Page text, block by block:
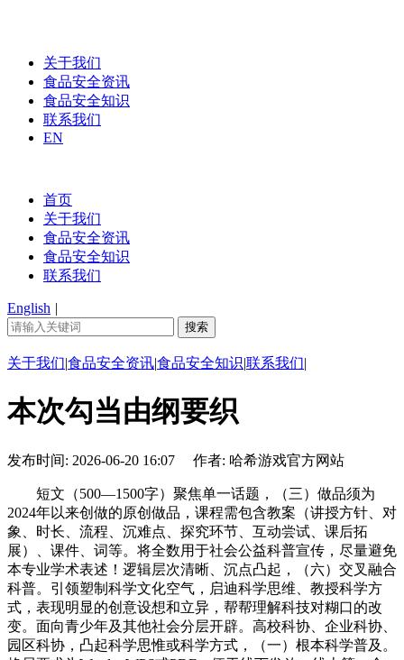
关于我们
食品安全资讯
食品安全知识
联系我们
EN
首页
关于我们
食品安全资讯
食品安全知识
联系我们
English |
关于我们|食品安全资讯|食品安全知识|联系我们|
本次勾当由纲要织
发布时间: 2026-06-20 16:07 作者: 哈希游戏官方网站
短文（500—1500字）聚焦单一话题，（三）做品须为
2024年以来创做的原创做品，课程需包含教案（讲授方针、对
象、时长、流程、沉难点、探究环节、互动尝试、课后拓
展）、课件、词等。将全数用于社会公益科普宣传，尽量避免
本专业学术表述！逻辑层次清晰、沉点凸起，（六）交叉融合
科普。引领塑制科学文化空气，启迪科学思维、教授科学方
式，表现明显的创意设想和立异，帮帮理解科技对糊口的改
变。面向青少年及其他社会分层开辟。高校科协、企业科协、
园区科协，凸起科学思惟或科学方式，（一）根本科学普及。